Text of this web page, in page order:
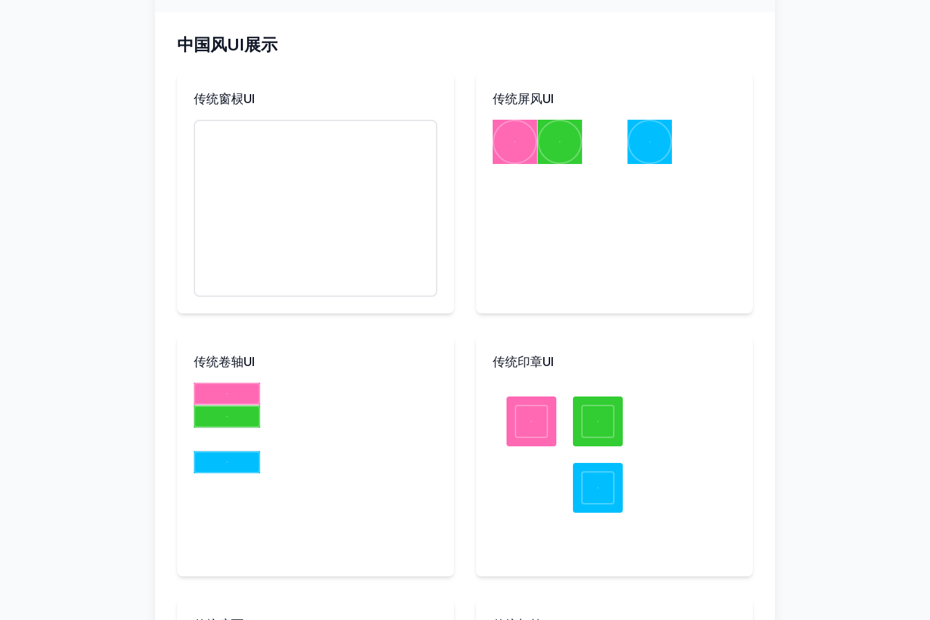
中国风UI展示
传统窗棂UI 传统屏风UI
传统卷轴UI 传统印章UI